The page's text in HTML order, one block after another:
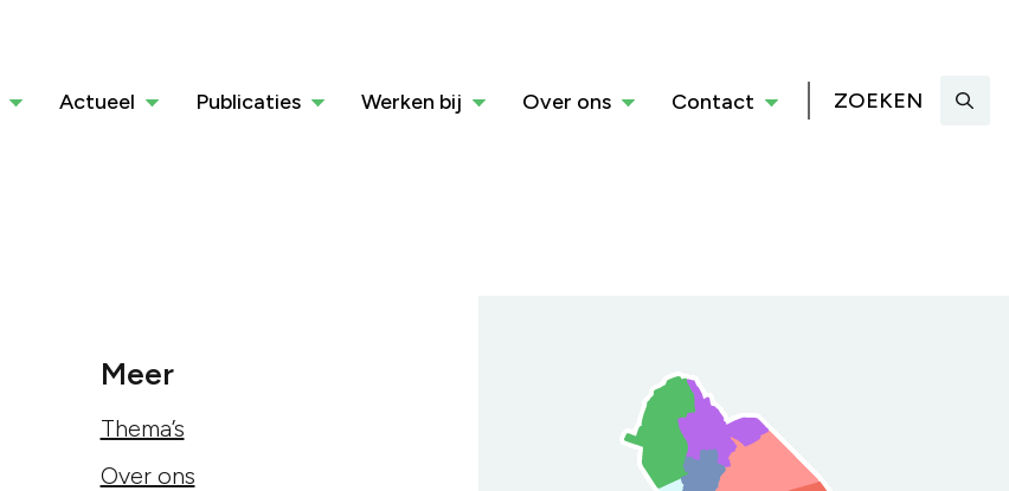
Actueel Publicaties Werken bij Over ons Contact ZOEKEN
Meer
Thema’s
Over ons